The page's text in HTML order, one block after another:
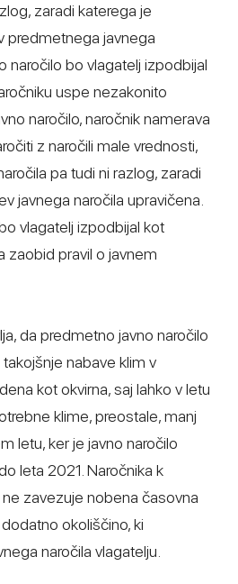
zaradi katerega je
predmetnega javnega
naročilo bo vlagatelj izpodbijal
uspe nezakonito
naročilo, naročnik namerava
z naročili male vrednosti,
pa tudi ni razlog, zaradi
javnega naročila upravičena.
vlagatelj izpodbijal kot
zaobid pravil o javnem
da predmetno javno naročilo
nabave klim v
kot okvirna, saj lahko v letu
klime, preostale, manj
letu, ker je javno naročilo
leta 2021. Naročnika k
zavezuje nobena časovna
okoliščino, ki
naročila vlagatelju.